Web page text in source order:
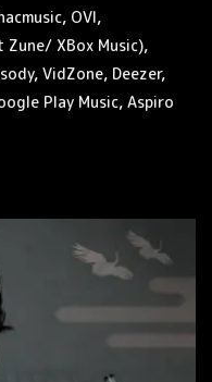
OVI,
XBox Music),
VidZone, Deezer,
Play Music, Aspiro